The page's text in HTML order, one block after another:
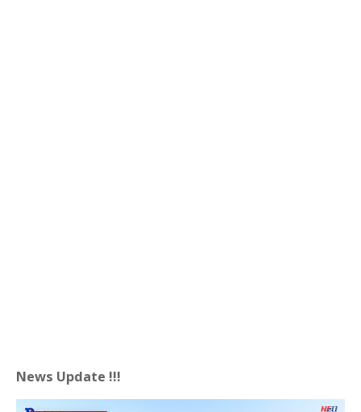
News Update !!!